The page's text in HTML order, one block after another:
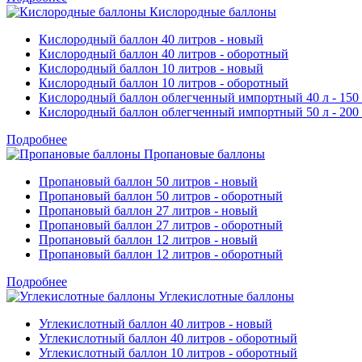
Кислородные баллоны
Кислородный баллон 40 литров - новый
Кислородный баллон 40 литров - оборотный
Кислородный баллон 10 литров - новый
Кислородный баллон 10 литров - оборотный
Кислородный баллон облегченный импортный 40 л - 150
Кислородный баллон облегченный импортный 50 л - 200
Подробнее
Пропановые баллоны
Пропановый баллон 50 литров - новый
Пропановый баллон 50 литров - оборотный
Пропановый баллон 27 литров - новый
Пропановый баллон 27 литров - оборотный
Пропановый баллон 12 литров - новый
Пропановый баллон 12 литров - оборотный
Подробнее
Углекислотные баллоны
Углекислотный баллон 40 литров - новый
Углекислотный баллон 40 литров - оборотный
Углекислотный баллон 10 литров - оборотный